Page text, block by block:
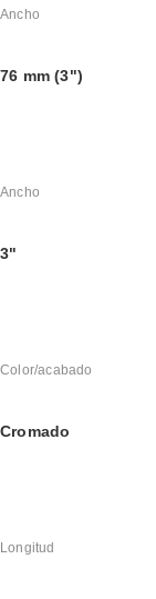
Ancho
76 mm (3")
Ancho
3"
Color/acabado
Cromado
Longitud